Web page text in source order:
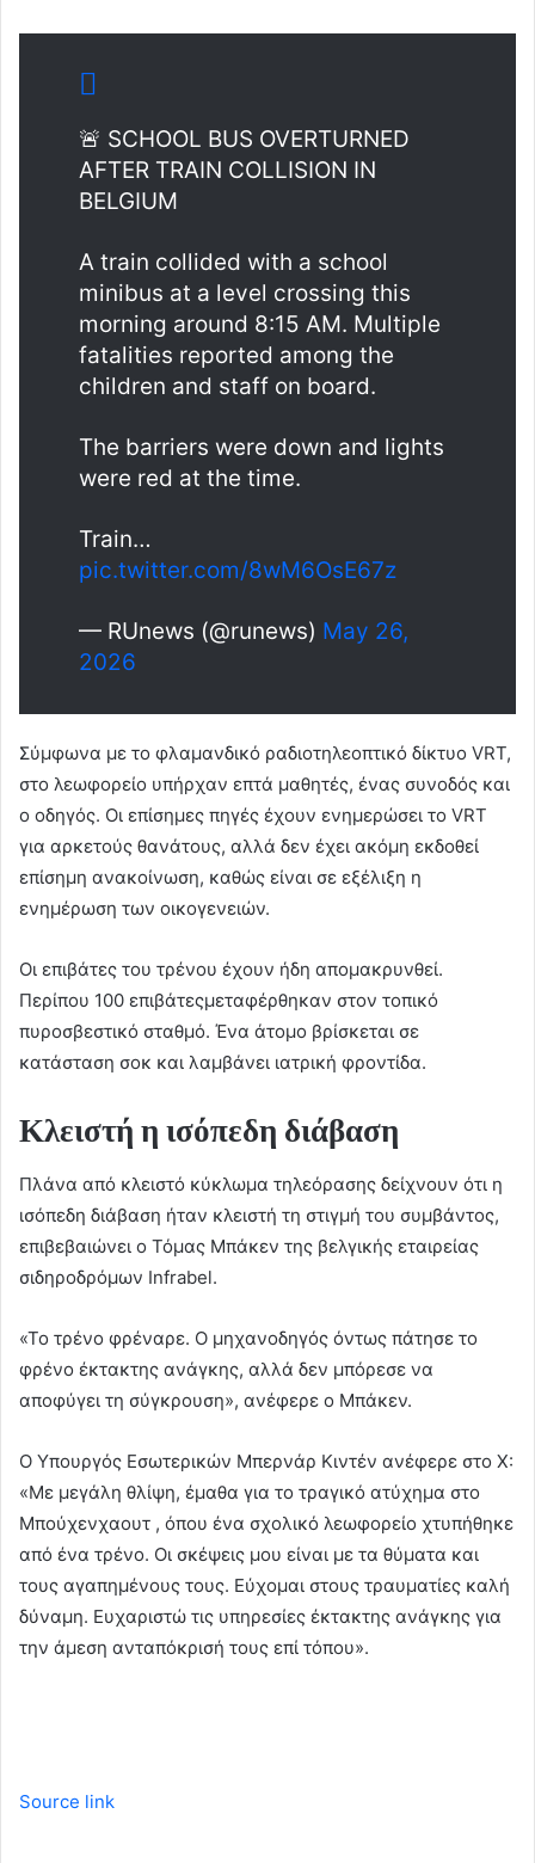
🚨 SCHOOL BUS OVERTURNED
AFTER TRAIN COLLISION IN
BELGIUM
A train collided with a school
minibus at a level crossing this
morning around 8:15 AM. Multiple
fatalities reported among the
children and staff on board.
The barriers were down and lights
were red at the time.
Train…
pic.twitter.com/8wM6OsE67z
— RUnews (@runews) May 26,
2026
Σύμφωνα με το φλαμανδικό ραδιοτηλεοπτικό δίκτυο VRT,
στο λεωφορείο υπήρχαν επτά μαθητές, ένας συνοδός και
ο οδηγός. Οι επίσημες πηγές έχουν ενημερώσει το VRT
για αρκετούς θανάτους, αλλά δεν έχει ακόμη εκδοθεί
επίσημη ανακοίνωση, καθώς είναι σε εξέλιξη η
ενημέρωση των οικογενειών.
Οι επιβάτες του τρένου έχουν ήδη απομακρυνθεί.
Περίπου 100 επιβάτεςμεταφέρθηκαν στον τοπικό
πυροσβεστικό σταθμό. Ένα άτομο βρίσκεται σε
κατάσταση σοκ και λαμβάνει ιατρική φροντίδα.
Κλειστή η ισόπεδη διάβαση
Πλάνα από κλειστό κύκλωμα τηλεόρασης δείχνουν ότι η
ισόπεδη διάβαση ήταν κλειστή τη στιγμή του συμβάντος,
επιβεβαιώνει ο Τόμας Μπάκεν της βελγικής εταιρείας
σιδηροδρόμων Infrabel.
«Το τρένο φρέναρε. Ο μηχανοδηγός όντως πάτησε το
φρένο έκτακτης ανάγκης, αλλά δεν μπόρεσε να
αποφύγει τη σύγκρουση», ανέφερε ο Μπάκεν.
Ο Υπουργός Εσωτερικών Μπερνάρ Κιντέν ανέφερε στο X:
«Με μεγάλη θλίψη, έμαθα για το τραγικό ατύχημα στο
Μπούχενχαουτ , όπου ένα σχολικό λεωφορείο χτυπήθηκε
από ένα τρένο. Οι σκέψεις μου είναι με τα θύματα και
τους αγαπημένους τους. Εύχομαι στους τραυματίες καλή
δύναμη. Ευχαριστώ τις υπηρεσίες έκτακτης ανάγκης για
την άμεση ανταπόκρισή τους επί τόπου».
Source link